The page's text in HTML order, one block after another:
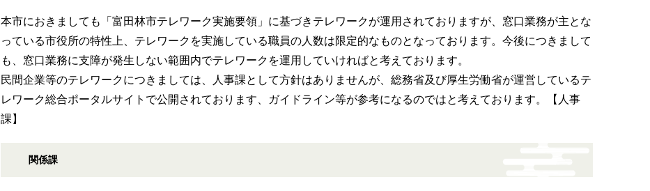
本市におきましても「富田林市テレワーク実施要領」に基づきテレワークが運用されておりますが、窓口業務が主とな
っている市役所の特性上、テレワークを実施している職員の人数は限定的なものとなっております。今後につきまして
も、窓口業務に支障が発生しない範囲内でテレワークを運用していければと考えております。
民間企業等のテレワークにつきましては、人事課として方針はありませんが、総務省及び厚生労働省が運営しているテ
レワーク総合ポータルサイトで公開されております、ガイドライン等が参考になるのではと考えております。【人事
課】
関係課